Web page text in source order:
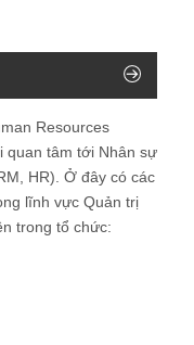
Resources
quan tâm tới Nhân sự
HR). Ở đây có các
lĩnh vực Quản trị
trong tổ chức: